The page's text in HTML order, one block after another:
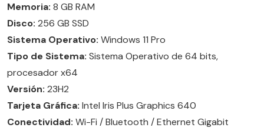
Memoria: 8 GB RAM
Disco: 256 GB SSD
Sistema Operativo: Windows 11 Pro
Tipo de Sistema: Sistema Operativo de 64 bits,
procesador x64
Versión: 23H2
Tarjeta Gráfica: Intel Iris Plus Graphics 640
Conectividad: Wi-Fi / Bluetooth / Ethernet Gigabit